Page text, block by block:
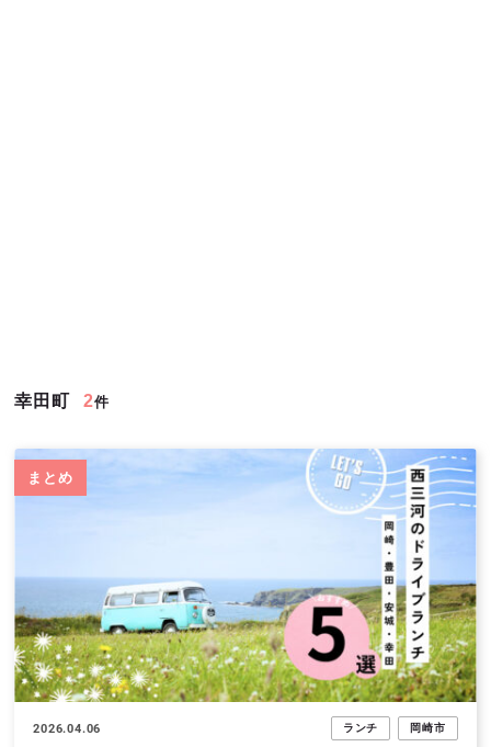
幸田町 2件
まとめ
2026.04.06 ランチ 岡崎市